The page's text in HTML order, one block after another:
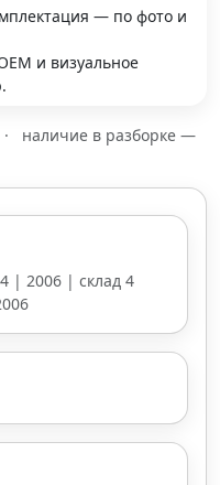
— по фото и
и визуальное
·
наличие в разборке —
| 2006 | склад 4